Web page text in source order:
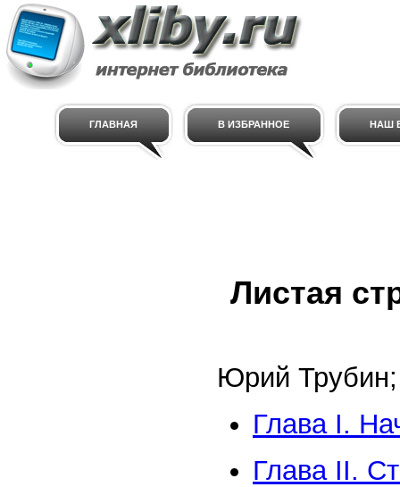
ГЛАВНАЯ В ИЗБРАННОЕ НАШ
Листая
Юрий Трубин;
Глава I.
Глава II.